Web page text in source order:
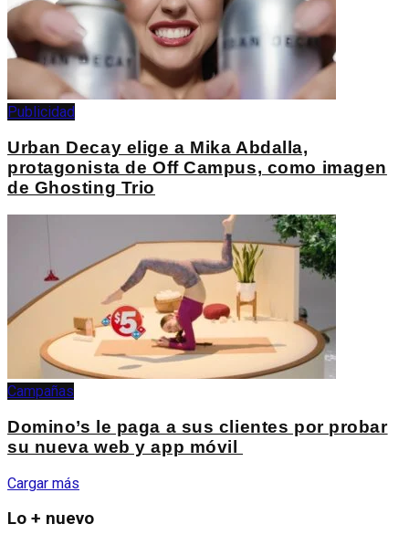
Publicidad
Urban Decay elige a Mika Abdalla,
protagonista de Off Campus, como imagen
de Ghosting Trio
Campañas
Domino’s le paga a sus clientes por probar
su nueva web y app móvil
Cargar más
Lo + nuevo